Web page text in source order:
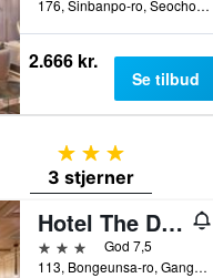
176, Sinbanpo-ro, Seocho-gu, Seoul, Sydkorea
2.666 kr.
Se tilbud
3 stjerner
3 stjerner
Hotel The Designers Lyj Gangnam Premier
3 stjernerGod 7,5
113, Bongeunsa-ro, Gangnam-gu, Seoul, Sydkorea